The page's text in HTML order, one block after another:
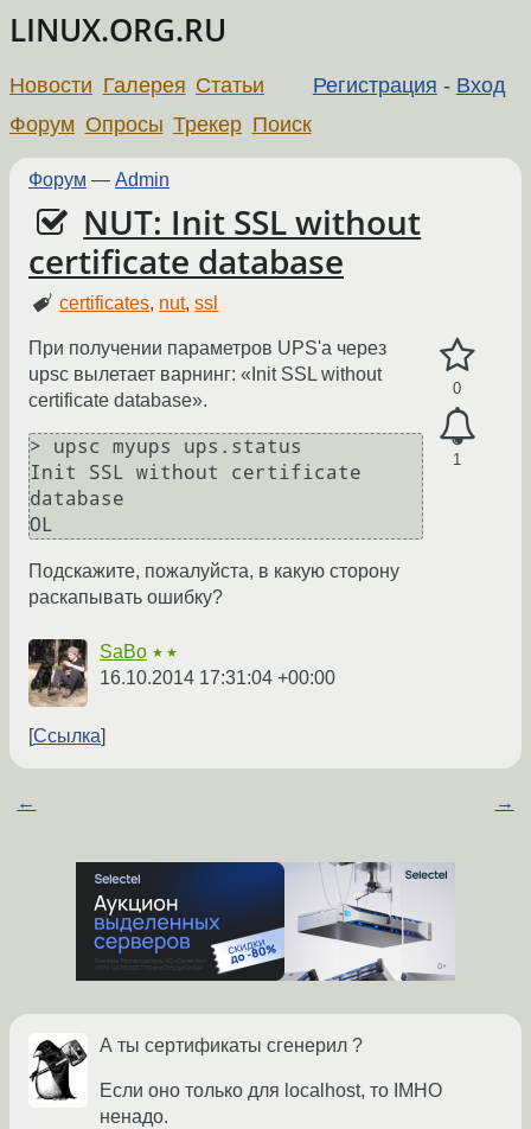
LINUX.ORG.RU
Регистрация - Вход
Новости Галерея Статьи
Форум Опросы Трекер Поиск
Форум — Admin
NUT: Init SSL without
certificate database
certificates, nut,ssl
0
1
При получении параметров UPS'а через
upsc вылетает варнинг: «Init SSL without
certificate database».
> upsc myups ups.status
Init SSL without certificate
database
Подскажите, пожалуйста, в какую сторону
раскапывать ошибку?
SaBo ★★
16.10.2014 17:31:04 +00:00
Ссылка
← →
А ты сертификаты сгенерил ?
Если оно только для localhost, то IMHO
ненадо.